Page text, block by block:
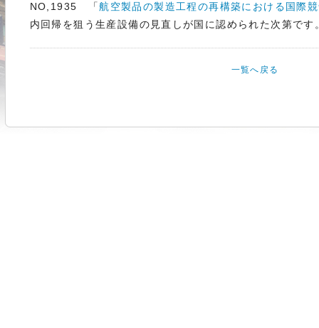
NO,1935 「航空製品の製造工程の再構築における国際
内回帰を狙う生産設備の見直しが国に認められた次第です
一覧へ戻る